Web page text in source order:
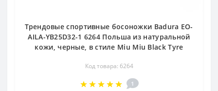
Трендовые спортивные босоножки Badura EO-
AILA-YB25D32-1 6264 Польша из натуральной
кожи, черные, в стиле Miu Miu Black Tyre
Код товара: 6264
1